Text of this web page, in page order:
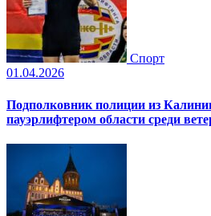
Спорт
01.04.2026
Подполковник полиции из
пауэрлифтером области среди